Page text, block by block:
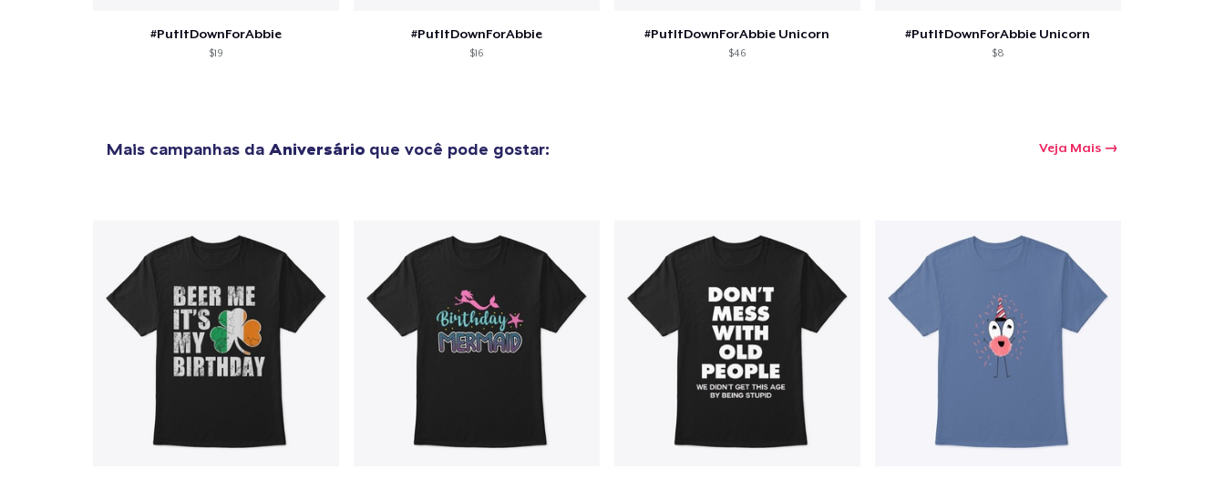
#PutItDownForAbbie
$19
#PutItDownForAbbie
$16
#PutItDownForAbbie Unicorn
$46
#PutItDownForAbbie Unicorn
$8
Mais campanhas da Aniversário que você pode gostar: Veja Mais
Classic Crew Neck T-Shirt
US$ 21,99
Women's Comfort Tee
US$ 22,99
Classic Long Sleeve Tee
US$ 25,99